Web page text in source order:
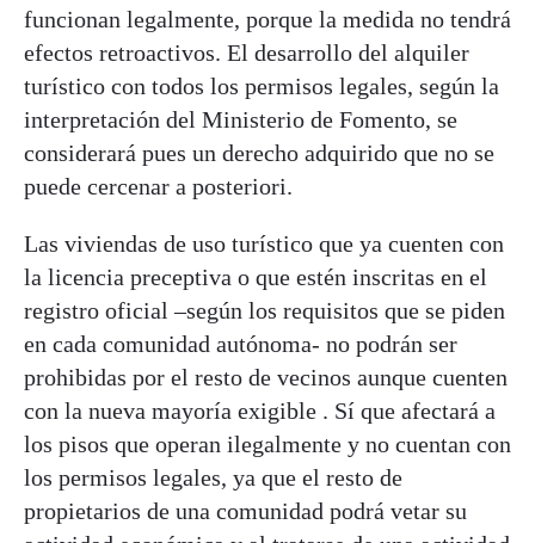
funcionan legalmente, porque la medida no tendrá
efectos retroactivos. El desarrollo del alquiler
turístico con todos los permisos legales, según la
interpretación del Ministerio de Fomento, se
considerará pues un derecho adquirido que no se
puede cercenar a posteriori.
Las viviendas de uso turístico que ya cuenten con
la licencia preceptiva o que estén inscritas en el
registro oficial –según los requisitos que se piden
en cada comunidad autónoma- no podrán ser
prohibidas por el resto de vecinos aunque cuenten
con la nueva mayoría exigible . Sí que afectará a
los pisos que operan ilegalmente y no cuentan con
los permisos legales, ya que el resto de
propietarios de una comunidad podrá vetar su